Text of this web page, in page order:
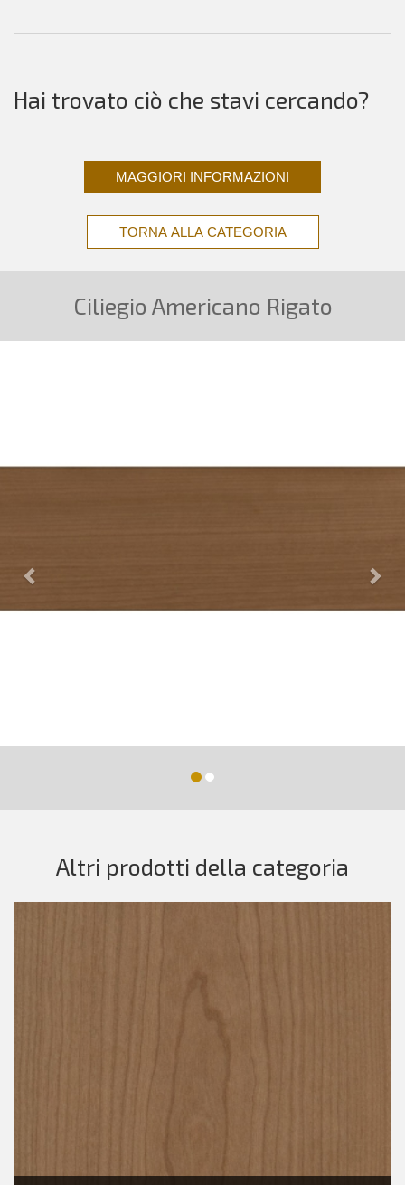
Hai trovato ciò che stavi cercando?
MAGGIORI INFORMAZIONI
TORNA ALLA CATEGORIA
Ciliegio Americano Rigato
Altri prodotti della categoria